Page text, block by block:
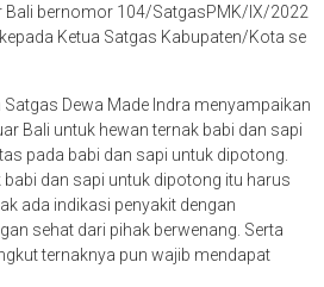
Bali bernomor 104/SatgasPMK/IX/2022
Ketua Satgas Kabupaten/Kota se
Dewa Made Indra menyampaikan
Bali untuk hewan ternak babi dan sapi
pada babi dan sapi untuk dipotong.
dan sapi untuk dipotong itu harus
ada indikasi penyakit dengan
sehat dari pihak berwenang. Serta
ternaknya pun wajib mendapat